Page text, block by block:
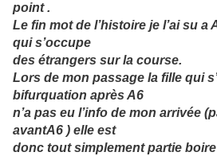
point .
Le fin mot de l’histoire je l’ai su a
qui s’occupe
des étrangers sur la course.
Lors de mon passage la fille qui
bifurquation après A6
n’a pas eu l’info de mon arrivée
avantA6 ) elle est
donc tout simplement partie